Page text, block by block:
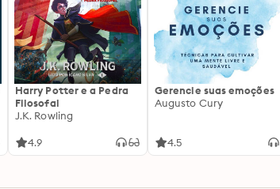
Harry Potter e a Pedra
Filosofal
J.K. Rowling
4.9
Gerencie suas emoções
Augusto Cury
4.5